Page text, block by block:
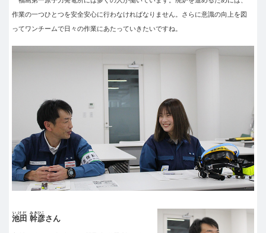
作業の一つひとつを安全安心に行わなければなりません。さらに意識の向上を図
ってワンチームで日々の作業にあたっていきたいですね。
池田
いけだ
幹彦
みきひこ
さん